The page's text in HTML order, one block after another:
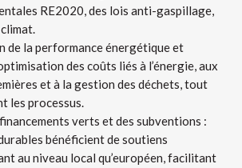
RE2020, des lois anti-gaspillage,
de la performance énergétique et
des coûts liés à l’énergie, aux
et à la gestion des déchets, tout
les processus.
verts et des subventions :
bénéficient de soutiens
au niveau local qu’européen, facilitant